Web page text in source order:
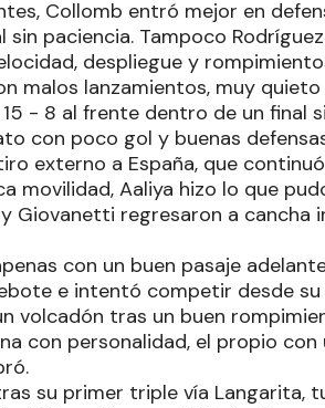
Collomb entró mejor en
sin paciencia. Tampoco
despliegue y
malos lanzamientos, muy
- 8 al frente dentro de un final
con poco gol y buenas
externo a España, que
movilidad, Aaliya hizo lo que
Giovanetti regresaron a
con un buen pasaje
e intentó competir desde
volcadón tras un buen
con personalidad, el propio
su primer triple vía Langarita,